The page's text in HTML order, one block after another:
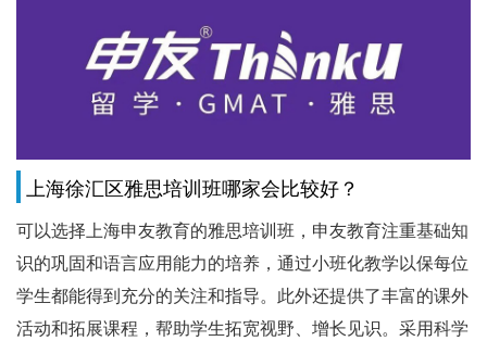
上海徐汇区雅思培训班哪家会比较好？
可以选择上海申友教育的雅思培训班，申友教育注重基础知
识的巩固和语言应用能力的培养，通过小班化教学以保每位
学生都能得到充分的关注和指导。此外还提供了丰富的课外
活动和拓展课程，帮助学生拓宽视野、增长见识。采用科学